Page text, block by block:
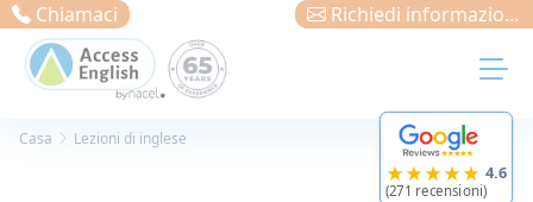
Chiamaci Richiedi informazioni e Contatta
★★★★★ 4.6
(271 recensioni)
Casa Lezioni di inglese
Pannello di gestione dei cookies